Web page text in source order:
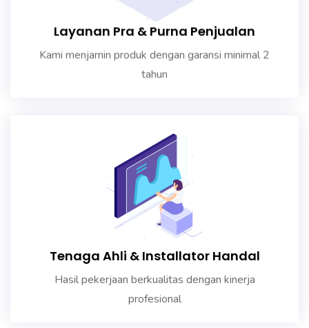
Layanan Pra & Purna Penjualan
Kami menjamin produk dengan garansi minimal 2
tahun
Tenaga Ahli & Installator Handal
Hasil pekerjaan berkualitas dengan kinerja
profesional